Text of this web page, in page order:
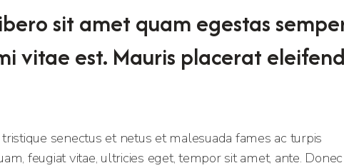
sit amet quam egestas
vitae est. Mauris placerat eleifend
senectus et netus et malesuada fames ac turpis
feugiat vitae, ultricies eget, tempor sit amet, ante.